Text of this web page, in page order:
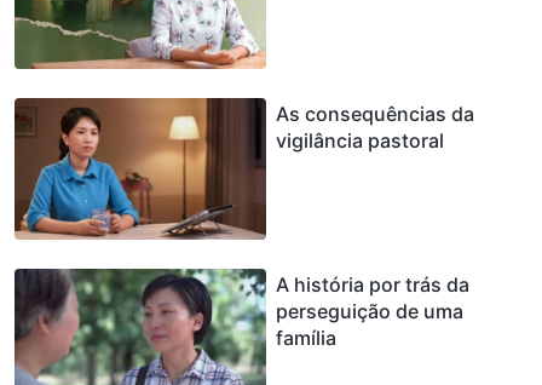
As consequências da
vigilância pastoral
A história por trás da
perseguição de uma
família